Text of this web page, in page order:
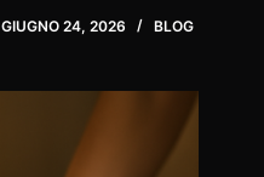
GIUGNO 24, 2026 BLOG